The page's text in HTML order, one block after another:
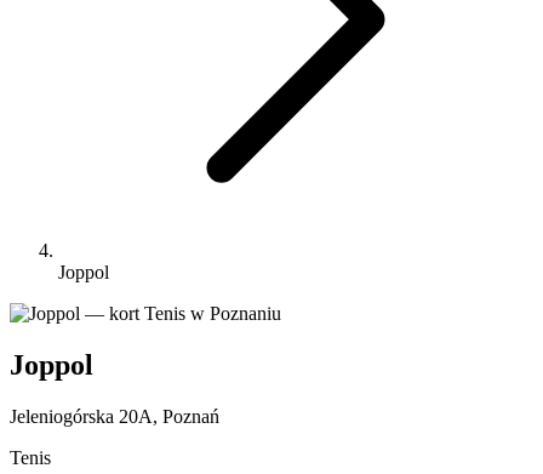
Joppol
Joppol
Jeleniogórska 20A, Poznań
Tenis